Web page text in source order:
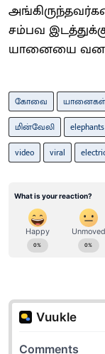
சம்பவ
யானையை
கோவை
மின்வேலி
elephants
video
viral